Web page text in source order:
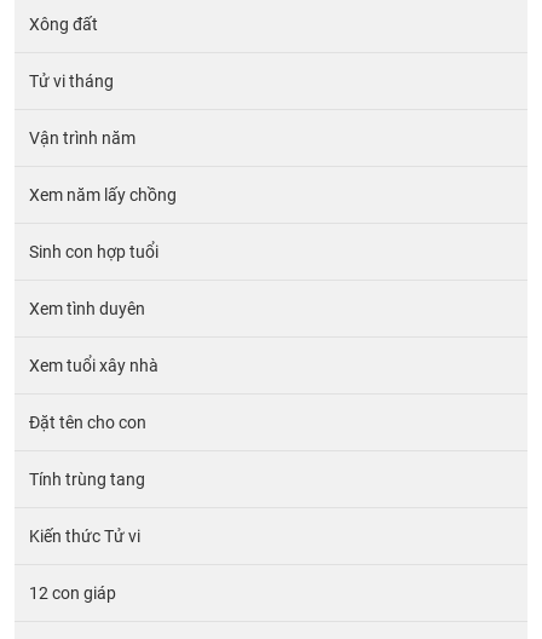
Xông đất
Tử vi tháng
Vận trình năm
Xem năm lấy chồng
Sinh con hợp tuổi
Xem tình duyên
Xem tuổi xây nhà
Đặt tên cho con
Tính trùng tang
Kiến thức Tử vi
12 con giáp